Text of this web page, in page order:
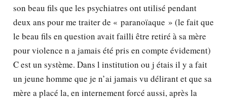
son beau fils que les psychiatres ont utilisé pendant
deux ans pour me traiter de « paranoïaque » (le fait que
le beau fils en question avait failli être retiré à sa mère
pour violence n a jamais été pris en compte évidement)
C est un système. Dans l institution ou j étais il y a fait
un jeune homme que je n’ai jamais vu délirant et que sa
mère a placé la, en internement forcé aussi, après la